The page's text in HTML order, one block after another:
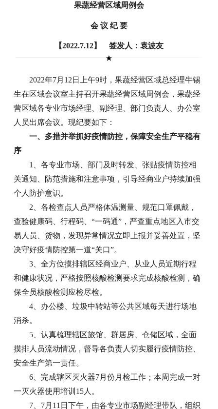
果蔬经营区域周例会
会 议 纪 要
【2022.7.12】 签发人：袁波友
2022年7月12日上午9时，果蔬经营区域总经理牛锡
生在区域会议室主持召开果蔬经营区域周例会，果蔬经
营区域各专业市场经理、副经理、部门负责人、办公室
人员出席会议。现纪要如下：
一、多措并举抓好疫情防控，保障安全生产平稳有
序
1、各专业市场、部门及时转发、张贴疫情防控相
关通知、防范措施和注意事项，引导经商业户持续加强
个人防护意识。
2、各检查点人员严格体温测量、规范口罩佩戴，
查验健康码、行程码、“一码通”，严查重点地区入市交
易人员、货物，发现异常情况立即上报并妥善处置，坚
决守好疫情防控第一道“关口”。
3、全方位摸排辖区经商业户、从业人员近期行程
和健康状况，严格按照核酸检测要求完成核酸检测，确
保全员核酸检测应检尽检。
4、办公楼、垃圾中转站等公共区域每天进行场地
消杀。
5、认真梳理辖区旅馆、群居房、仓储区域，全面
摸排人员流动情况，督导各负责人切实履行疫情防控、
安全生产第一责任。
6、完成辖区灭火器7月份月检工作；本周完成一对
一灭火器使用培训15人。
7、7月11日下午，由各专业市场副经理带队，组织